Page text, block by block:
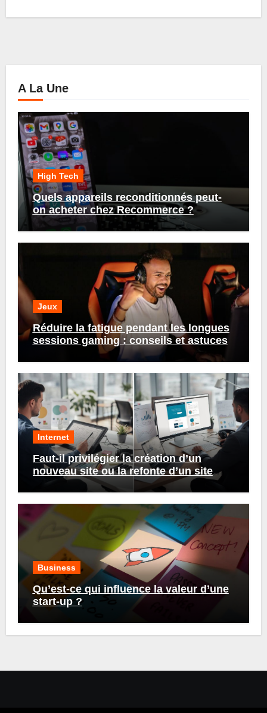
A La Une
High Tech
Quels appareils reconditionnés peut-
on acheter chez Recommerce ?
Jeux
Réduire la fatigue pendant les longues
sessions gaming : conseils et astuces
Internet
Faut-il privilégier la création d’un
nouveau site ou la refonte d’un site
existant ?
Business
Qu’est-ce qui influence la valeur d’une
start-up ?